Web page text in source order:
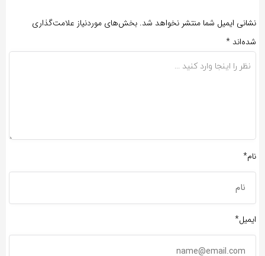
نشانی ایمیل شما منتشر نخواهد شد. بخش‌های موردنیاز علامت‌گذاری
شده‌اند *
نام*
ایمیل*